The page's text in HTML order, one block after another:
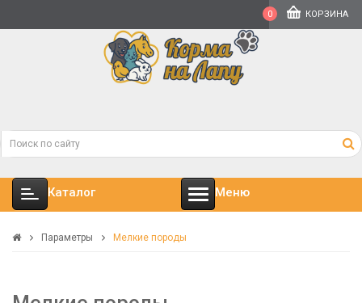
КОРЗИНА
0
Каталог Меню
Параметры Мелкие породы